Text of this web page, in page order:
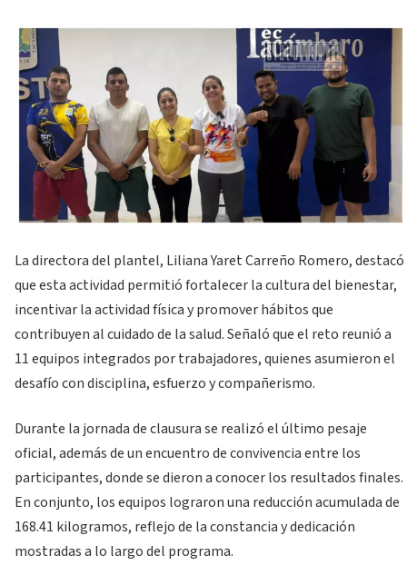
La directora del plantel, Liliana Yaret Carreño Romero, destacó
que esta actividad permitió fortalecer la cultura del bienestar,
incentivar la actividad física y promover hábitos que
contribuyen al cuidado de la salud. Señaló que el reto reunió a
11 equipos integrados por trabajadores, quienes asumieron el
desafío con disciplina, esfuerzo y compañerismo.
Durante la jornada de clausura se realizó el último pesaje
oficial, además de un encuentro de convivencia entre los
participantes, donde se dieron a conocer los resultados finales.
En conjunto, los equipos lograron una reducción acumulada de
168.41 kilogramos, reflejo de la constancia y dedicación
mostradas a lo largo del programa.